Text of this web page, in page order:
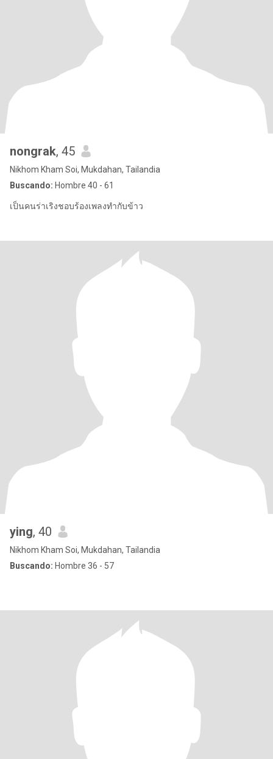
nongrak, 45
Nikhom Kham Soi, Mukdahan, Tailandia
Buscando: Hombre 40 - 61
เป็นคนร่าเริงชอบร้องเพลงทำกับข้าว
ying, 40
Nikhom Kham Soi, Mukdahan, Tailandia
Buscando: Hombre 36 - 57